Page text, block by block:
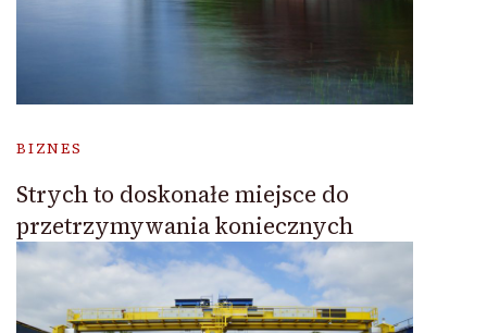
BIZNES
Strych to doskonałe miejsce do
przetrzymywania koniecznych